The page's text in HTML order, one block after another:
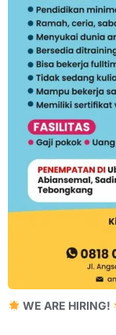
WE ARE HIRING!